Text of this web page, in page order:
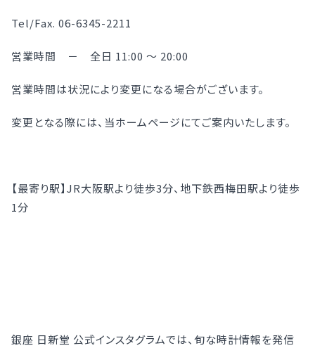
Tel/Fax. 06-6345-2211
営業時間 － 全日 11:00 ～ 20:00
営業時間は状況により変更になる場合がございます。
変更となる際には、当ホームページにてご案内いたします。
【最寄り駅】JR大阪駅より徒歩3分、地下鉄西梅田駅より徒歩
1分
銀座 日新堂 公式インスタグラムでは、旬な時計情報を発信